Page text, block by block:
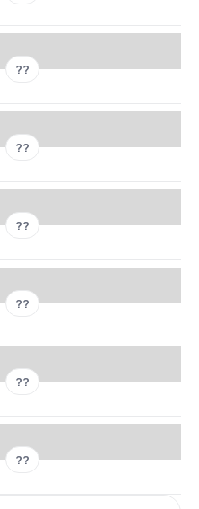
??
??
??
??
??
??